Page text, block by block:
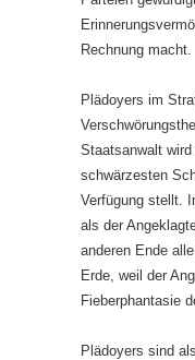
Rechnung macht.
Plädoyers im
Staatsanwalt
schwärzesten
Verfügung stellt.
als der
anderen Ende
Erde, weil der
Fieberphantasie
Plädoyers sind